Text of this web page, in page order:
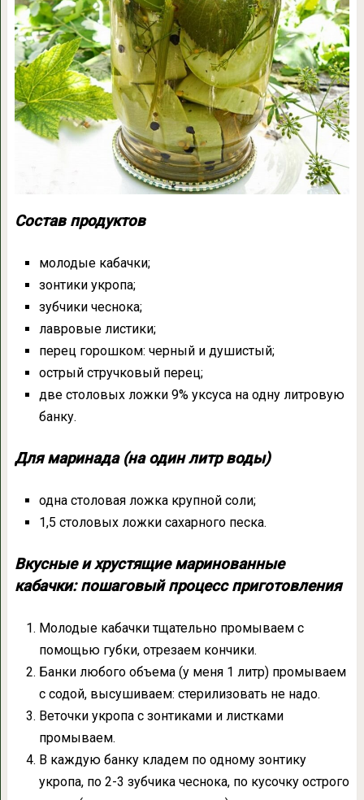
Состав продуктов
молодые кабачки;
зонтики укропа;
зубчики чеснока;
лавровые листики;
перец горошком: черный и душистый;
острый стручковый перец;
две столовых ложки 9% уксуса на одну литровую
банку.
Для маринада (на один литр воды)
одна столовая ложка крупной соли;
1,5 столовых ложки сахарного песка.
Вкусные и хрустящие маринованные
кабачки: пошаговый процесс приготовления
Молодые кабачки тщательно промываем с
помощью губки, отрезаем кончики.
Банки любого объема (у меня 1 литр) промываем
с содой, высушиваем: стерилизовать не надо.
Веточки укропа с зонтиками и листками
промываем.
В каждую банку кладем по одному зонтику
укропа, по 2-3 зубчика чеснока, по кусочку острого